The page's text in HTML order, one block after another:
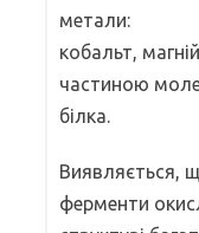
метали:
кобальт,
частиною
білка.
Виявляється,
ферменти